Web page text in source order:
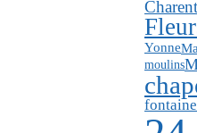
Yonne
moulins